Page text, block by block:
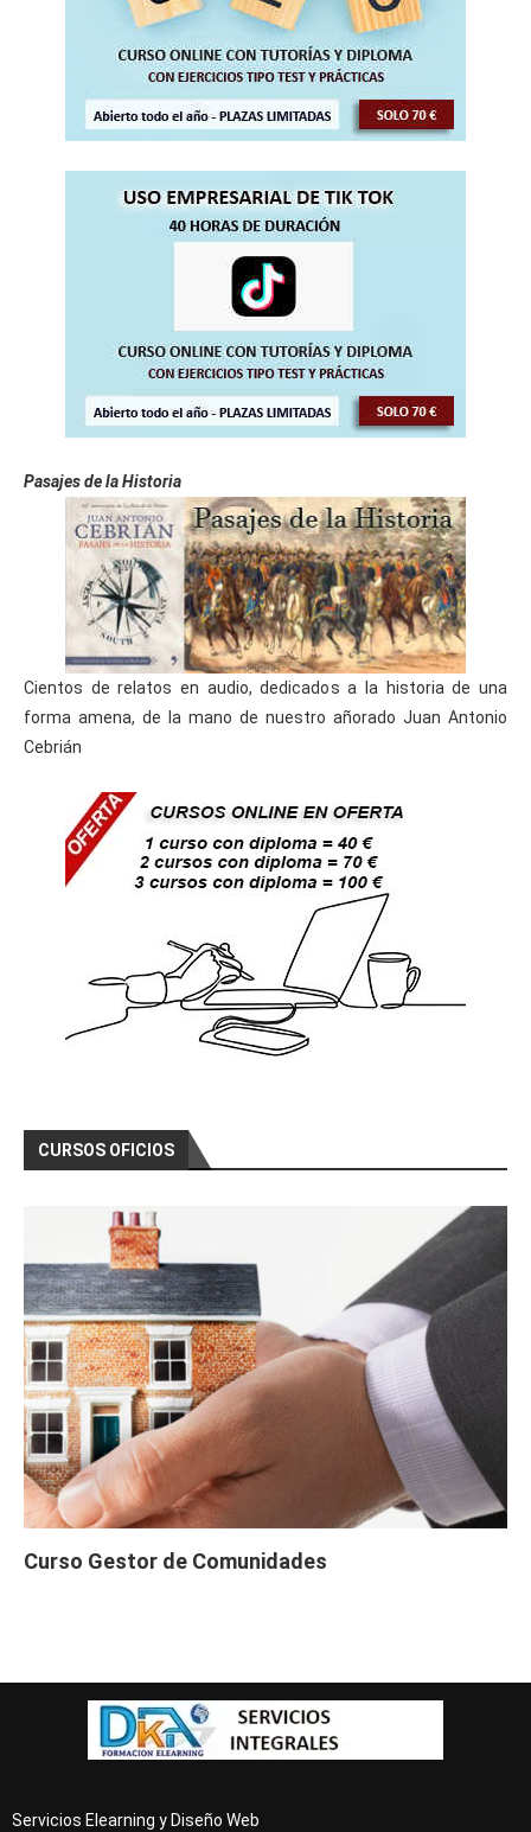
Pasajes de la Historia
Cientos de relatos en audio, dedicados a la historia de una
forma amena, de la mano de nuestro añorado Juan Antonio
Cebrián
CURSOS OFICIOS
Curso Gestor de Comunidades
Servicios Elearning y Diseño Web